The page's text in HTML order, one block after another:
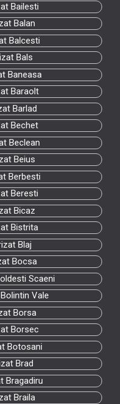
Bailesti
Balan
Balcesti
Bals
Baneasa
Baraolt
Barlad
Bechet
Beclean
Beius
Berbesti
Beresti
Bicaz
Bistrita
Blaj
Bocsa
Scaeni
Vale
Borsa
Borsec
Botosani
Brad
Bragadiru
Braila